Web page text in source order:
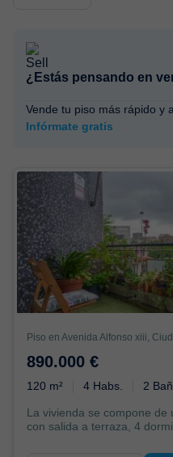
¿Estás pensando en
Vende tu piso más rápido y
Infórmate gratis
Piso en Avenida Alfonso xiii,
890.000 €
120 m² 4 Habs. 2
La vivienda se compone
con salida a terraza, 4